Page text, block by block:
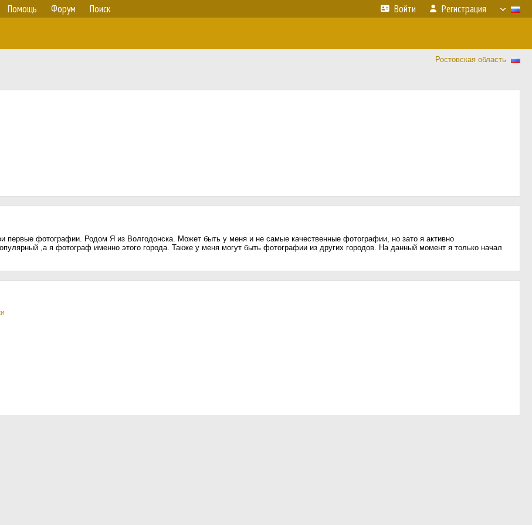
Помощь Форум Поиск Войти Регистрация
Ростовская область
первые фотографии. Родом Я из Волгодонска. Может быть у меня и не самые качественные фотографии, но зато я активно
,а я фотограф именно этого города. Также у меня могут быть фотографии из других городов. На данный момент я только начал